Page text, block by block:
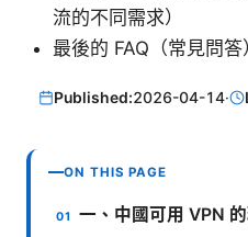
流的不同需求）
最後的 FAQ（常見問答
Published:2026-04-14·
ON THIS PAGE
一、中國可用 VPN